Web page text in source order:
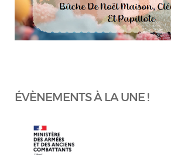
ÉVÈNEMENTS À LA UNE !